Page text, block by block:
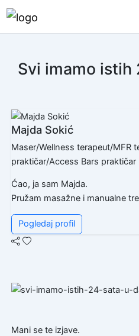
Svi imamo istih
Majda Sokić
Maser/Wellness terapeut/MFR
praktičar/Access Bars praktičar
Ćao, ja sam Majda.
Pružam masažne i manualne
Pogledaj profil
Mani se te izjave.